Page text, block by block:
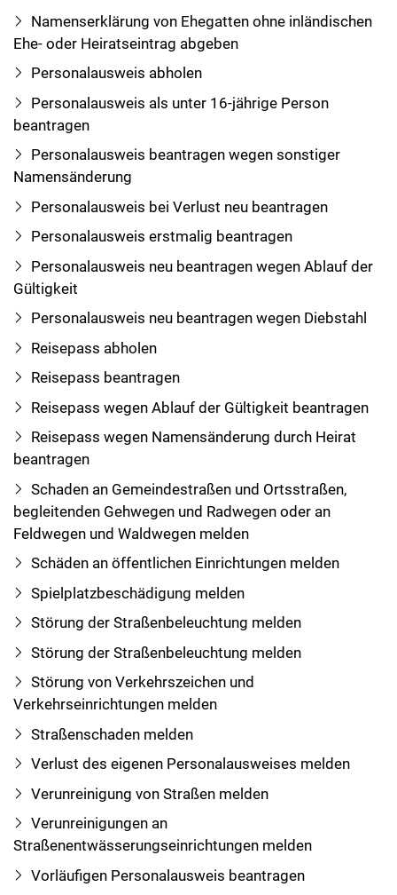
Namenserklärung von Ehegatten ohne inländischen
Ehe- oder Heiratseintrag abgeben
Personalausweis abholen
Personalausweis als unter 16-jährige Person
beantragen
Personalausweis beantragen wegen sonstiger
Namensänderung
Personalausweis bei Verlust neu beantragen
Personalausweis erstmalig beantragen
Personalausweis neu beantragen wegen Ablauf der
Gültigkeit
Personalausweis neu beantragen wegen Diebstahl
Reisepass abholen
Reisepass beantragen
Reisepass wegen Ablauf der Gültigkeit beantragen
Reisepass wegen Namensänderung durch Heirat
beantragen
Schaden an Gemeindestraßen und Ortsstraßen,
begleitenden Gehwegen und Radwegen oder an
Feldwegen und Waldwegen melden
Schäden an öffentlichen Einrichtungen melden
Spielplatzbeschädigung melden
Störung der Straßenbeleuchtung melden
Störung der Straßenbeleuchtung melden
Störung von Verkehrszeichen und
Verkehrseinrichtungen melden
Straßenschaden melden
Verlust des eigenen Personalausweises melden
Verunreinigung von Straßen melden
Verunreinigungen an
Straßenentwässerungseinrichtungen melden
Vorläufigen Personalausweis beantragen